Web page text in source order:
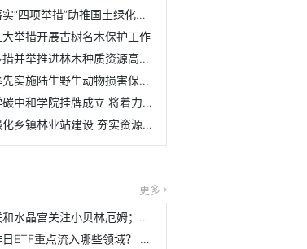
浙江青田：落实“四项举措”助推国土绿化取得新成效
举措开展古树名木保护工作
安徽滁州：多措并举推进林木种质资源高质量发展
安徽宣城：率先实施陆生野生动物损害保险理赔机制
浙江农林大学碳中和学院挂牌成立 将着力培养具有碳中和与农...
广州从化区强化乡镇林业站建设 夯实资源管护基层基础
更多
图片报：曼联和水晶宫关注小贝林厄姆；邮报记者：阿莫林最喜...
兴证策略：昨日ETF重点流入哪些领域？ 资讯